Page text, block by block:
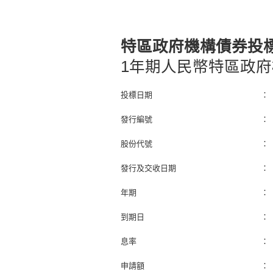
特區政府機構債券投
1年期人民幣特區政
投標日期 ：
發行編號 ：
股份代號 ：
發行及交收日期 ：
年期 ：
到期日 ：
息率 ：
申請額 ：